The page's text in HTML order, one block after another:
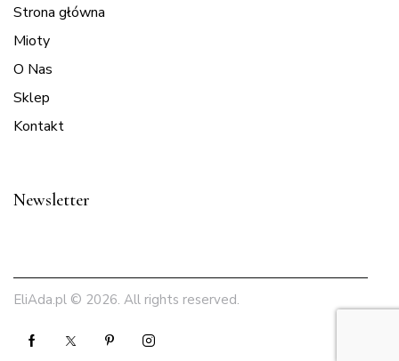
Strona główna
Mioty
O Nas
Sklep
Kontakt
Newsletter
EliAda.pl © 2026. All rights reserved.